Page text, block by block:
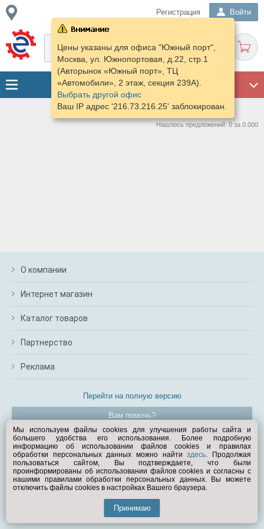
Регистрация Войти
Цены указаны для офиса "Южный порт",
Москва, ул. Южнопортовая, д.22, стр.1
(Авторынок «Южный порт», ТЦ
«Автомобили», 2 этаж, секция 239А).
Выбрать другой офис
Ваш IP адрес '216.73.216.25' заблокирован.
Нашлось предложений: 0 за 0.000
О компании
Интернет магазин
Каталог товаров
Партнерство
Реклама
Перейти на полную версию
Вам помочь?
© Exist.ru 1998—2026
Мы используем файлы cookies для улучшения работы сайта и
большего удобства его использования. Более подробную
информацию об использовании файлов cookies и правилах
обработки персональных данных можно найтиздесь. Продолжая
пользоваться сайтом, Вы подтверждаете, что были
проинформированы об использовании файлов cookies и согласны с
нашими правилами обработки персональных данных. Вы можете
отключить файлы cookies в настройках Вашего браузера.
Принимаю